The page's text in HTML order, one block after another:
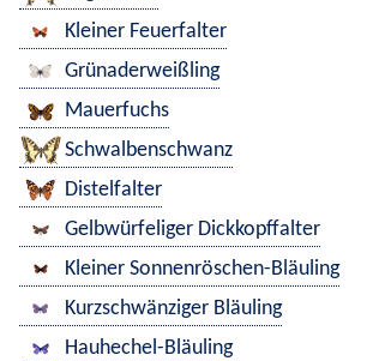
Kleiner Feuerfalter
Grünaderweißling
Mauerfuchs
Schwalbenschwanz
Distelfalter
Gelbwürfeliger Dickkopffalter
Kleiner Sonnenröschen-Bläuling
Kurzschwänziger Bläuling
Hauhechel-Bläuling